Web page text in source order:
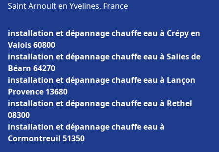
Saint Arnoult en Yvelines, France
installation et dépannage chauffe eau à Crépy en
Valois 60800
installation et dépannage chauffe eau à Salies de
Béarn 64270
installation et dépannage chauffe eau à Lançon
Provence 13680
installation et dépannage chauffe eau à Rethel
08300
installation et dépannage chauffe eau à
Cormontreuil 51350